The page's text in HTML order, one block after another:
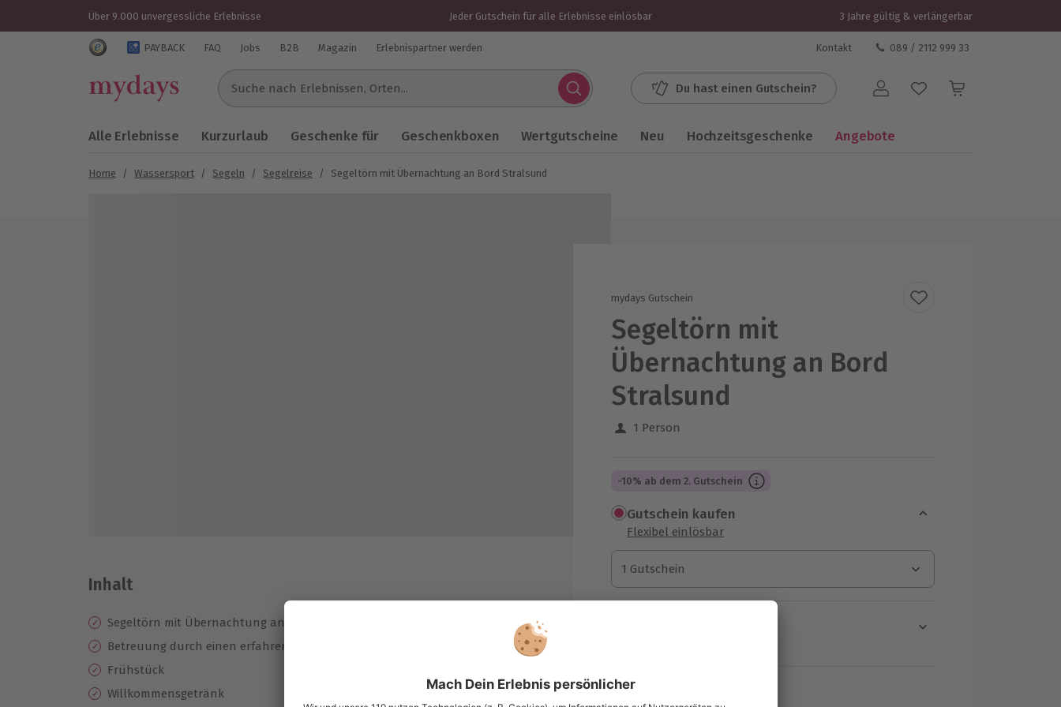
Über 9.000 unvergessliche Erlebnisse Jeder Gutschein für alle Erlebnisse einlösbar 3 Jahre gültig & verlängerbar
Trustedshops Bewertungen für mydays.de
PAYBACK FAQ Jobs B2B Magazin Erlebnispartner werden Kontakt 089 / 2112 999 33
Suche nach Erlebnissen...
Du hast einen Gutschein? Benutzerkonto
Alle Erlebnisse Kurzurlaub Geschenke für Geschenkboxen Wertgutscheine Neu Hochzeitsgeschenke Angebote
Home / Wassersport / Segeln / Segelreise / Segeltörn mit Übernachtung an Bord Stralsund
mydays Gutschein
Segeltörn mit
Übernachtung an Bord
Stralsund
1 Person
-10% ab dem 2. Gutschein
Gutschein kaufen
Flexibel einlösbar
1 Gutschein
1 Gutschein
1 Gutschein
Inhalt
Segeltörn mit Übernachtung an Bord und Zwischenstopp
Betreuung durch einen erfahrenen Skipper
Frühstück
Willkommensgetränk